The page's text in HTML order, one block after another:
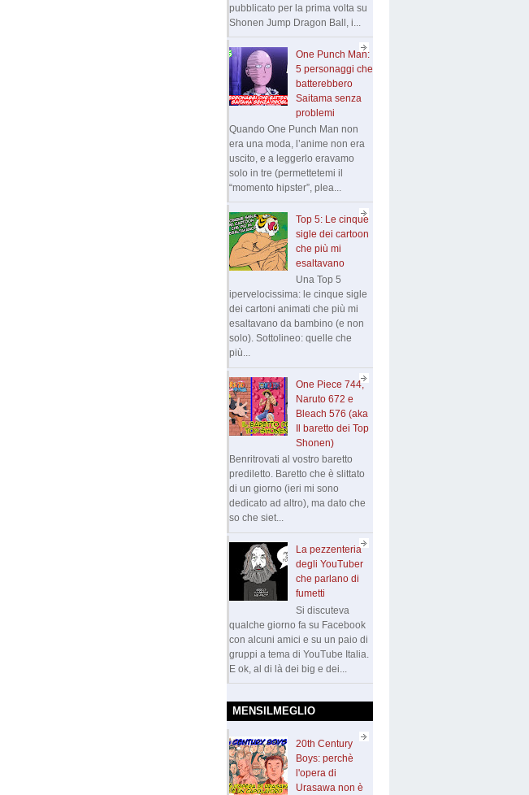
pubblicato per la prima volta su
Shonen Jump Dragon Ball, i...
One Punch Man:
5 personaggi che
batterebbero
Saitama senza
problemi
Quando One Punch Man non
era una moda, l’anime non era
uscito, e a leggerlo eravamo
solo in tre (permettetemi il
“momento hipster”, plea...
Top 5: Le cinque
sigle dei cartoon
che più mi
esaltavano
Una Top 5
ipervelocissima: le cinque sigle
dei cartoni animati che più mi
esaltavano da bambino (e non
solo). Sottolineo: quelle che
più...
One Piece 744,
Naruto 672 e
Bleach 576 (aka
Il baretto dei Top
Shonen)
Benritrovati al vostro baretto
prediletto. Baretto che è slittato
di un giorno (ieri mi sono
dedicato ad altro), ma dato che
so che siet...
La pezzenteria
degli YouTuber
che parlano di
fumetti
Si discuteva
qualche giorno fa su Facebook
con alcuni amici e su un paio di
gruppi a tema di YouTube Italia.
E ok, al di là dei big e dei...
MENSILMEGLIO
20th Century
Boys: perchè
l'opera di
Urasawa non è